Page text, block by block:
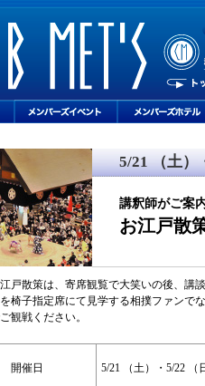
5/21 （土）
講釈師がご案
お江戸散
戸散策は、寄席観覧で大笑いの後、講
椅子指定席にて見学する相撲ファンで
観戦ください。
開催日 5/21 （土）・5/22 （